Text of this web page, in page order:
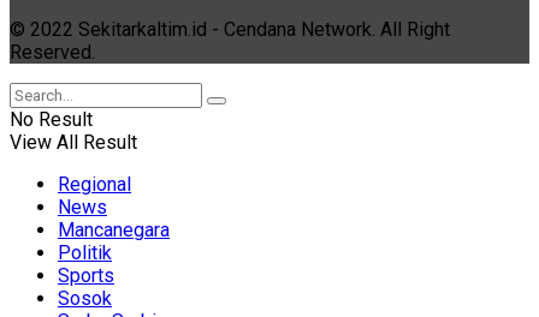
© 2022 Sekitarkaltim.id - Cendana Network. All Right
Reserved.
No Result
View All Result
Regional
News
Mancanegara
Politik
Sports
Sosok